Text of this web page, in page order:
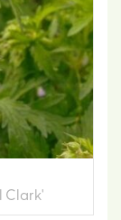
Clark'